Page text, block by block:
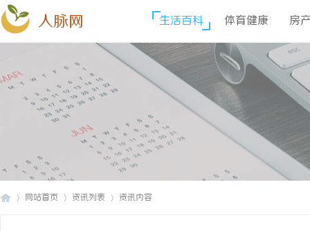
人脉网 生活百科 体育健康 房
网站首页 资讯列表 资讯内容